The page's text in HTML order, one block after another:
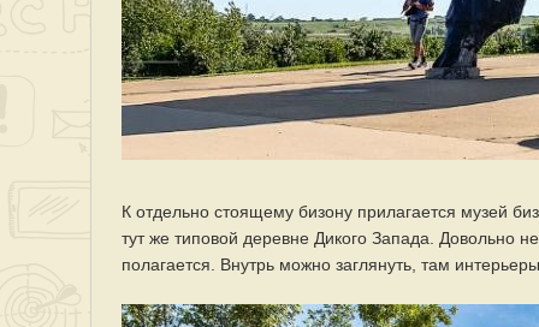
К отдельно стоящему бизону прилагается музей
тут же типовой деревне Дикого Запада. Довольно
полагается. Внутрь можно заглянуть, там